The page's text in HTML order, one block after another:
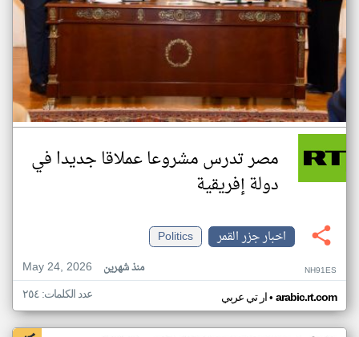
مصر تدرس مشروعا عملاقا جديدا في
دولة إفريقية
اخبار جزر القمر
Politics
May 24, 2026
منذ شهرين NH91ES
ار تي عربي• arabic.rt.com عدد الكلمات: ٢٥٤